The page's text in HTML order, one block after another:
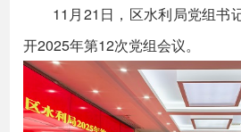
11月21日，区水利局党组书
开2025年第12次党组会议。